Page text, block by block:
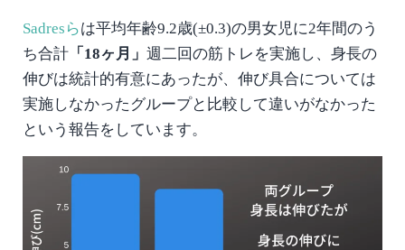
Sadresらは平均年齢9.2歳(±0.3)の男女児に2年間のう
ち合計「18ヶ月」 週二回の筋トレを実施し、身長の
伸びは統計的有意にあったが、伸び具合については
実施しなかったグループと比較して違いがなかった
という報告をしています。